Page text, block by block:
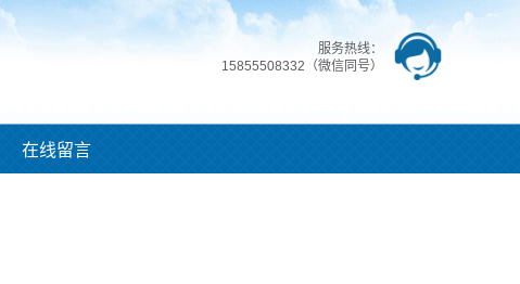
服务热线：
15855508332（微信同号）
在线留言